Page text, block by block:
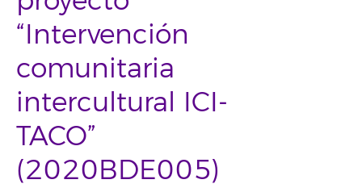
“Intervención
comunitaria
intercultural ICI-
TACO”
(2020BDE005)